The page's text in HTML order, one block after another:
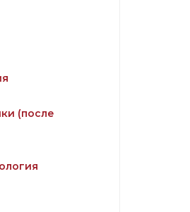
(после